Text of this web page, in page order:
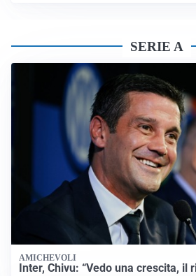
SERIE A
AMICHEVOLI
Inter, Chivu: “Vedo una crescita, il